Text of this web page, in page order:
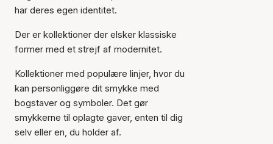
har deres egen identitet.
Der er kollektioner der elsker klassiske
former med et strejf af modernitet.
Kollektioner med populære linjer, hvor du
kan personliggøre dit smykke med
bogstaver og symboler. Det gør
smykkerne til oplagte gaver, enten til dig
selv eller en, du holder af.